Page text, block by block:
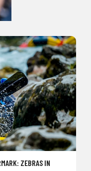
ZEBRAS IN